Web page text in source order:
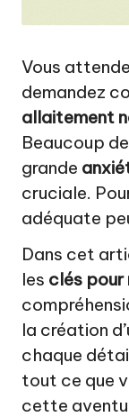
u
r
el
Vous
demandez
allaitement
Beaucoup
grande
cruciale.
adéquate
Dans cet
les clés pour
la création
chaque
tout ce que
cette